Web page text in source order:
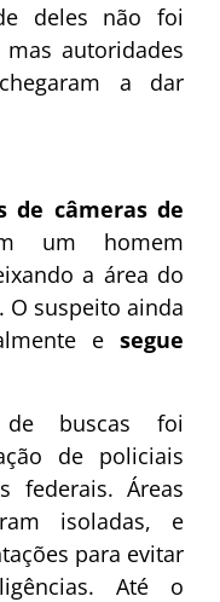
deles não foi
autoridades
a dar
de câmeras de
um homem
a área do
O suspeito ainda
e segue
de buscas foi
de policiais
federais. Áreas
isoladas, e
para evitar
Até o